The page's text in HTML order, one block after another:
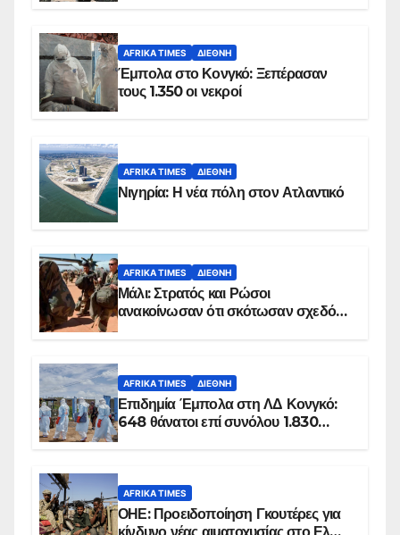
AFRIKA TIMES ΔΙΕΘΝΉ
Έμπολα στο Κονγκό: Ξεπέρασαν
τους 1.350 οι νεκροί
AFRIKA TIMES ΔΙΕΘΝΉ
Νιγηρία: Η νέα πόλη στον Ατλαντικό
AFRIKA TIMES ΔΙΕΘΝΉ
Μάλι: Στρατός και Ρώσοι
ανακοίνωσαν ότι σκότωσαν σχεδόν
AFRIKA TIMES ΔΙΕΘΝΉ
Επιδημία Έμπολα στη ΛΔ Κονγκό:
648 θάνατοι επί συνόλου 1.830
AFRIKA TIMES
ΟΗΕ: Προειδοποίηση Γκουτέρες για